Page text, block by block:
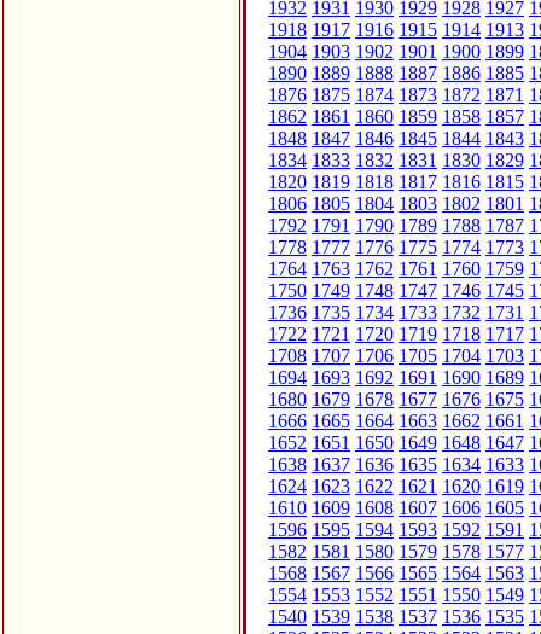
1932 1931 1930 1929 1928 1927
1918 1917 1916 1915 1914 1913
1904 1903 1902 1901 1900 1899
1890 1889 1888 1887 1886 1885
1876 1875 1874 1873 1872 1871
1862 1861 1860 1859 1858 1857
1848 1847 1846 1845 1844 1843
1834 1833 1832 1831 1830 1829
1820 1819 1818 1817 1816 1815
1806 1805 1804 1803 1802 1801
1792 1791 1790 1789 1788 1787
1778 1777 1776 1775 1774 1773
1764 1763 1762 1761 1760 1759
1750 1749 1748 1747 1746 1745
1736 1735 1734 1733 1732 1731
1722 1721 1720 1719 1718 1717
1708 1707 1706 1705 1704 1703
1694 1693 1692 1691 1690 1689
1680 1679 1678 1677 1676 1675
1666 1665 1664 1663 1662 1661
1652 1651 1650 1649 1648 1647
1638 1637 1636 1635 1634 1633
1624 1623 1622 1621 1620 1619
1610 1609 1608 1607 1606 1605
1596 1595 1594 1593 1592 1591
1582 1581 1580 1579 1578 1577
1568 1567 1566 1565 1564 1563
1554 1553 1552 1551 1550 1549
1540 1539 1538 1537 1536 1535